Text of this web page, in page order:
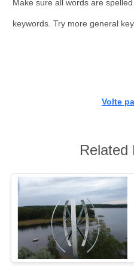
CONTROLE
NOTÍCIA
MAPA
DO
SITE
Make sure all words are
keywords. Try more general
Volte
Related